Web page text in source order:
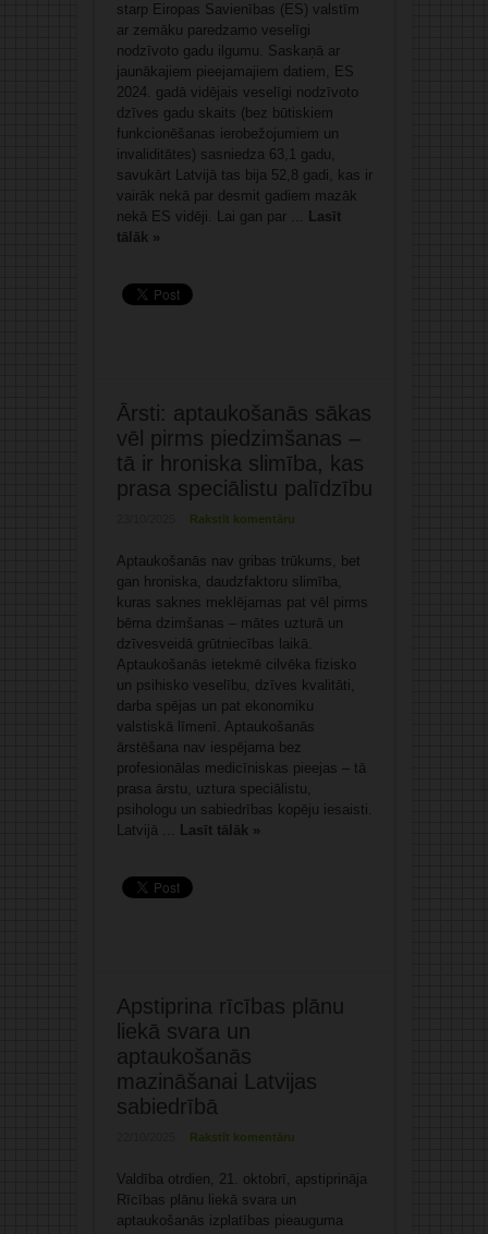
starp Eiropas Savienības (ES) valstīm
ar zemāku paredzamo veselīgi
nodzīvoto gadu ilgumu. Saskaņā ar
jaunākajiem pieejamajiem datiem, ES
2024. gadā vidējais veselīgi nodzīvoto
dzīves gadu skaits (bez būtiskiem
funkcionēšanas ierobežojumiem un
invaliditātes) sasniedza 63,1 gadu,
savukārt Latvijā tas bija 52,8 gadi, kas ir
vairāk nekā par desmit gadiem mazāk
nekā ES vidēji. Lai gan par ... Lasīt
tālāk »
Ārsti: aptaukošanās sākas
vēl pirms piedzimšanas –
tā ir hroniska slimība, kas
prasa speciālistu palīdzību
Rakstīt komentāru
Aptaukošanās nav gribas trūkums, bet
gan hroniska, daudzfaktoru slimība,
kuras saknes meklējamas pat vēl pirms
bērna dzimšanas – mātes uzturā un
dzīvesveidā grūtniecības laikā.
Aptaukošanās ietekmē cilvēka fizisko
un psihisko veselību, dzīves kvalitāti,
darba spējas un pat ekonomiku
valstiskā līmenī. Aptaukošanās
ārstēšana nav iespējama bez
profesionālas medicīniskas pieejas – tā
prasa ārstu, uztura speciālistu,
psihologu un sabiedrības kopēju iesaisti.
Latvijā ... Lasīt tālāk »
Apstiprina rīcības plānu
liekā svara un
aptaukošanās
mazināšanai Latvijas
sabiedrībā
Rakstīt komentāru
Valdība otrdien, 21. oktobrī, apstiprināja
Rīcības plānu liekā svara un
aptaukošanās izplatības pieauguma